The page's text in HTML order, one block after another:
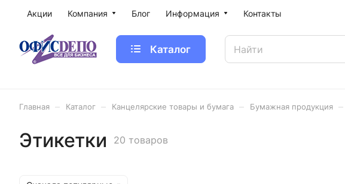
Акции Компания Блог Информация Контакты
Каталог
Главная Каталог Канцелярские товары и бумага Бумажная продукция
Этикетки 20 товаров